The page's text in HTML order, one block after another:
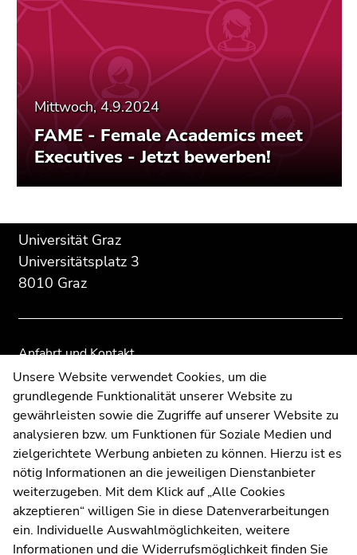
Mittwoch, 4.9.2024
FAME - Female Academics meet
Executives - Jetzt bewerben!
Beginn
Seitenbereichs:
Zusatzinformationen:
Universität Graz
Universitätsplatz 3
8010 Graz
Anfahrt und Kontakt
Kommunikation und Öffentlichkeitsarbeit
Moodle
UNIGRAZonline
Impressum
Datenschutzerklärung
Cookie-Einstellungen
Barrierefreiheitserklärung
Ende
dieses
Seitenbereichs.
Seitenbereiche
Ende
dieses
Seitenbereichs.
Seitenbereiche
Unsere Website verwendet Cookies, um die
grundlegende Funktionalität unserer Website zu
gewährleisten sowie die Zugriffe auf unserer Website zu
analysieren bzw. um Funktionen für Soziale Medien und
zielgerichtete Werbung anbieten zu können. Hierzu ist es
nötig Informationen an die jeweiligen Dienstanbieter
weiterzugeben. Mit dem Klick auf „Alle Cookies
akzeptieren“ willigen Sie in diese Datenverarbeitungen
ein. Individuelle Auswahlmöglichkeiten, weitere
Informationen und die Widerrufsmöglichkeit finden Sie